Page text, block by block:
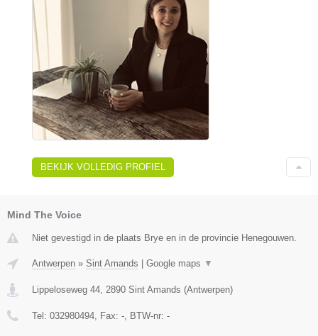
BEKIJK VOLLEDIG PROFIEL
Mind The Voice
Niet gevestigd in de plaats Brye en in de provincie Henegouwen.
Antwerpen » Sint Amands Google maps ▼
Lippeloseweg 44, 2890 Sint Amands (Antwerpen)
Tel: 032980494, Fax: -, BTW-nr: -